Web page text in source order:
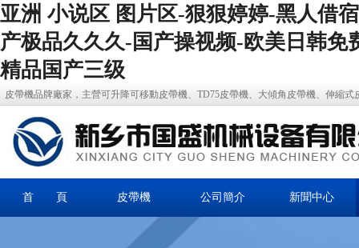
亚洲 小说区 图片区-狠狠婷婷-黑人借
产极品久久久-国产操视频-欧美日韩
精品国产三级
皮帶機品牌廠家，主營可升降可移動皮帶機、TD75皮帶機、大傾角皮帶機、伸縮式
首 頁 皮帶機 公司簡介 新聞中心